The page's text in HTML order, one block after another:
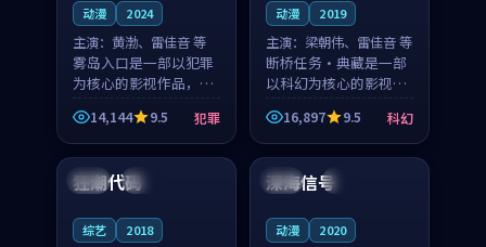
动漫 2024
主演： 黄渤、雷佳音 等
雾岛入口是一部以犯罪
为核心的影视作品，围
绕危机、反转与人物成
长展开，整体节奏紧
凑，值得推荐观看。
14,144 9.5 犯罪
动漫 2019
主演： 梁朝伟、雷佳音 等
断桥任务·典藏是一部
以科幻为核心的影视作
品，围绕危机、反转与
人物成长展开，整体节
奏紧凑，值得推荐观
16,897 9.5 科幻
韩国 独播
狂潮代码
综艺 2018
美国 4K
深海信号
动漫 2020